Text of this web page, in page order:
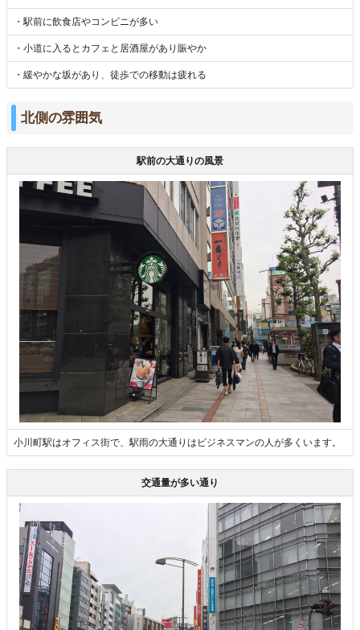
・駅前に飲食店やコンビニが多い
・小道に入るとカフェと居酒屋があり賑やか
・緩やかな坂があり、徒歩での移動は疲れる
北側の雰囲気
駅前の大通りの風景
小川町駅はオフィス街で、駅雨の大通りはビジネスマンの人が多くいます。
交通量が多い通り